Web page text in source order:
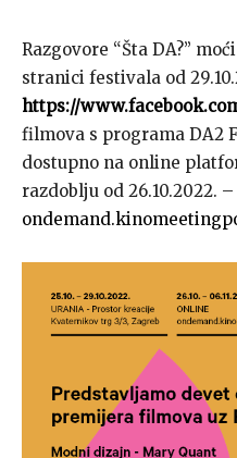
Razgovore “Šta DA?”
stranici festivala od
https://
filmova s programa DA2
dostupno na online
razdoblju od 26.10.2022.